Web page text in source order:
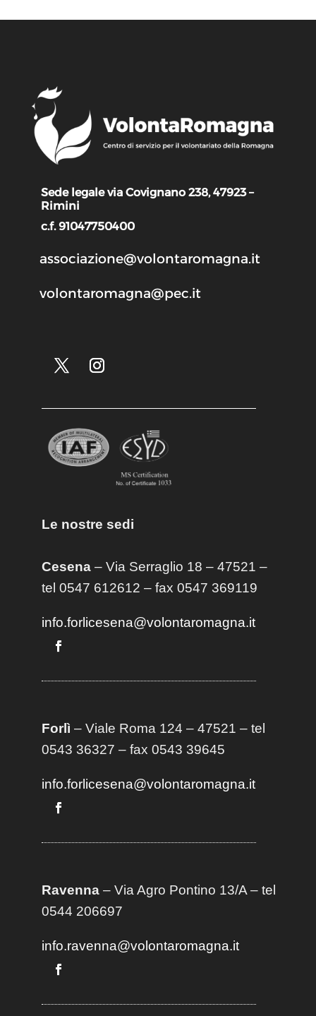
Sede legale via Covignano 238, 47923 –
Rimini
c.f. 91047750400
associazione@volontaromagna.it
volontaromagna@pec.it
Le nostre sedi
Cesena– Via Serraglio 18 – 47521 –
tel 0547 612612 – fax 0547 369119
info.forlicesena@volontaromagna.it
Forlì – Viale Roma 124 – 47521 – tel
0543 36327 – fax 0543 39645
info.forlicesena@volontaromagna.it
Ravenna– Via Agro Pontino 13/A– tel
0544 206697
info.ravenna@volontaromagna.it